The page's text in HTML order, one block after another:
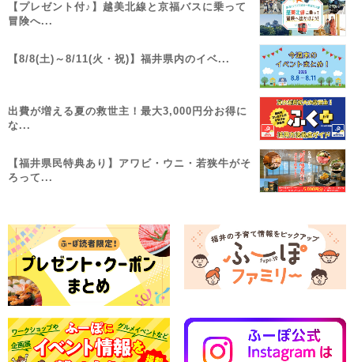
【プレゼント付♪】越美北線と京福バスに乗って
冒険へ...
【8/8(土)～8/11(火・祝)】福井県内のイベ...
出費が増える夏の救世主！最大3,000円分お得に
な...
【福井県民特典あり】アワビ・ウニ・若狭牛がそ
ろって...